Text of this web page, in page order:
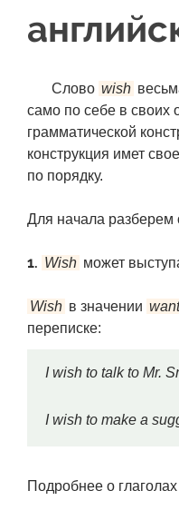
Слово wish
само по себе в своих
грамматической
конструкция имет
по порядку.
Для начала разберем
1. Wish может
Wish в значении want
переписке:
I wish to talk to Mr.
I wish to make a
Подробнее о глаголах